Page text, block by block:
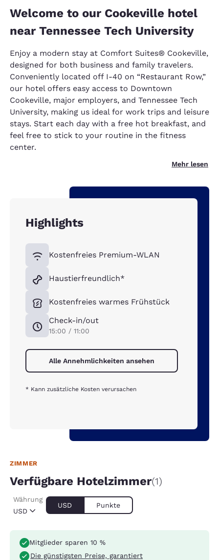
Welcome to our Cookeville hotel
near Tennessee Tech University
Enjoy a modern stay at Comfort Suites® Cookeville,
designed for both business and family travelers.
Conveniently located off I-40 on “Restaurant Row,”
our hotel offers easy access to Downtown
Cookeville, major employers, and Tennessee Tech
University, making us ideal for work trips and leisure
stays. Start each day with a free hot breakfast, and
feel free to stick to your routine in the fitness
center.
Mehr lesen
Highlights
Kostenfreies Premium-WLAN
Haustierfreundlich*
Kostenfreies warmes Frühstück
Check-in/out
15:00 / 11:00
Alle Annehmlichkeiten ansehen
* Kann zusätzliche Kosten verursachen
ZIMMER
Verfügbare Hotelzimmer(1)
USD
Währung
USD Punkte
Mitglieder sparen 10 %
Die günstigsten Preise, garantiert